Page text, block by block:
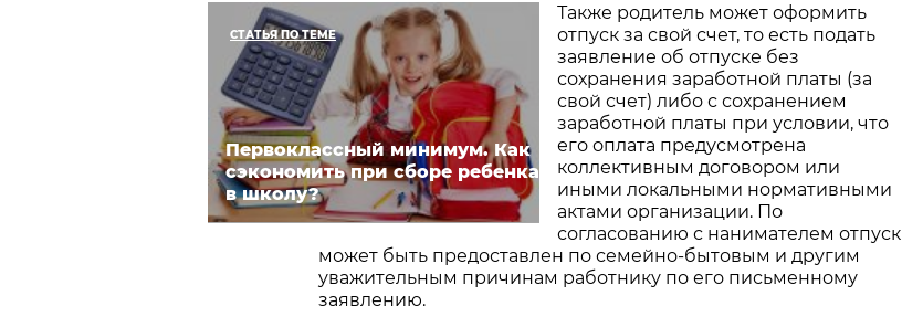
СТАТЬЯ ПО ТЕМЕ
Первоклассный минимум. Как
сэкономить при сборе ребенка
в школу?
Также родитель может оформить
отпуск за свой счет, то есть подать
заявление об отпуске без
сохранения заработной платы (за
свой счет) либо с сохранением
заработной платы при условии, что
его оплата предусмотрена
коллективным договором или
иными локальными нормативными
актами организации. По
согласованию с нанимателем отпуск
может быть предоставлен по семейно-бытовым и другим
уважительным причинам работнику по его письменному
заявлению.